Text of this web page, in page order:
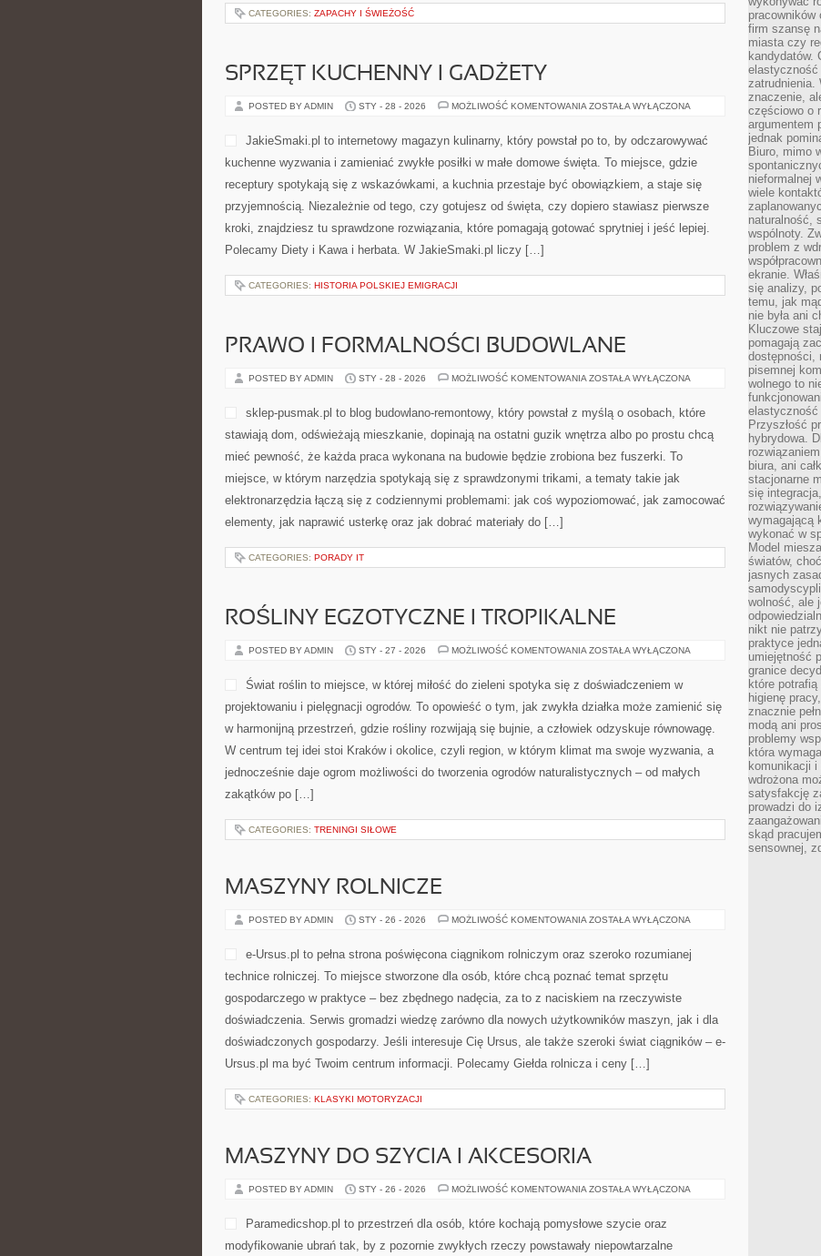
CATEGORIES: ZAPACHY I ŚWIEŻOŚĆ
SPRZĘT KUCHENNY I GADŻETY
POSTED BY ADMIN STY - 28 - 2026 MOŻLIWOŚĆ KOMENTOWANIA SPRZĘT
GADŻETY
ZOSTAŁA WYŁĄCZONA
JakieSmaki.pl to internetowy magazyn kulinarny, który powstał po to, by odczarowywać
kuchenne wyzwania i zamieniać zwykłe posiłki w małe domowe święta. To miejsce, gdzie
receptury spotykają się z wskazówkami, a kuchnia przestaje być obowiązkiem, a staje się
przyjemnością. Niezależnie od tego, czy gotujesz od święta, czy dopiero stawiasz pierwsze
kroki, znajdziesz tu sprawdzone rozwiązania, które pomagają gotować sprytniej i jeść lepiej.
Polecamy Diety i Kawa i herbata. W JakieSmaki.pl liczy […]
CATEGORIES: HISTORIA POLSKIEJ EMIGRACJI
PRAWO I FORMALNOŚCI BUDOWLANE
POSTED BY ADMIN STY - 28 - 2026 MOŻLIWOŚĆ KOMENTOWANIA PRAWO
BUDOWLANE
ZOSTAŁA WYŁĄCZONA
sklep-pusmak.pl to blog budowlano-remontowy, który powstał z myślą o osobach, które
stawiają dom, odświeżają mieszkanie, dopinają na ostatni guzik wnętrza albo po prostu chcą
mieć pewność, że każda praca wykonana na budowie będzie zrobiona bez fuszerki. To
miejsce, w którym narzędzia spotykają się z sprawdzonymi trikami, a tematy takie jak
elektronarzędzia łączą się z codziennymi problemami: jak coś wypoziomować, jak zamocować
elementy, jak naprawić usterkę oraz jak dobrać materiały do […]
CATEGORIES: PORADY IT
ROŚLINY EGZOTYCZNE I TROPIKALNE
POSTED BY ADMIN STY - 27 - 2026 MOŻLIWOŚĆ KOMENTOWANIA ROŚLINY
TROPIKALNE
ZOSTAŁA WYŁĄCZONA
Świat roślin to miejsce, w której miłość do zieleni spotyka się z doświadczeniem w
projektowaniu i pielęgnacji ogrodów. To opowieść o tym, jak zwykła działka może zamienić się
w harmonijną przestrzeń, gdzie rośliny rozwijają się bujnie, a człowiek odzyskuje równowagę.
W centrum tej idei stoi Kraków i okolice, czyli region, w którym klimat ma swoje wyzwania, a
jednocześnie daje ogrom możliwości do tworzenia ogrodów naturalistycznych – od małych
zakątków po […]
CATEGORIES: TRENINGI SIŁOWE
MASZYNY ROLNICZE
POSTED BY ADMIN STY - 26 - 2026 MOŻLIWOŚĆ KOMENTOWANIA MASZYNY
ZOSTAŁA WYŁĄCZONA
e-Ursus.pl to pełna strona poświęcona ciągnikom rolniczym oraz szeroko rozumianej
technice rolniczej. To miejsce stworzone dla osób, które chcą poznać temat sprzętu
gospodarczego w praktyce – bez zbędnego nadęcia, za to z naciskiem na rzeczywiste
doświadczenia. Serwis gromadzi wiedzę zarówno dla nowych użytkowników maszyn, jak i dla
doświadczonych gospodarzy. Jeśli interesuje Cię Ursus, ale także szeroki świat ciągników – e-
Ursus.pl ma być Twoim centrum informacji. Polecamy Giełda rolnicza i ceny […]
CATEGORIES: KLASYKI MOTORYZACJI
MASZYNY DO SZYCIA I AKCESORIA
POSTED BY ADMIN STY - 26 - 2026 MOŻLIWOŚĆ KOMENTOWANIA MASZYNY
AKCESORIA
ZOSTAŁA WYŁĄCZONA
Paramedicshop.pl to przestrzeń dla osób, które kochają pomysłowe szycie oraz
modyfikowanie ubrań tak, by z pozornie zwykłych rzeczy powstawały niepowtarzalne
firm szansę
miasta czy
kandydatów.
elastyczność
zatrudnienia.
znaczenie,
częściowo o
argumentem
jednak
Biuro, mimo
nieformalnej
wiele
naturalność,
wspólnoty.
problem z
ekranie.
się analizy,
temu, jak
nie była ani
Kluczowe
pomagają
dostępności,
pisemnej
wolnego to
elastyczność
Przyszłość
hybrydowa.
biura, ani
stacjonarne
się
wymagającą
wykonać w
Model
światów,
jasnych
wolność, ale
nikt nie
praktyce
umiejętność
granice
które
higienę
znacznie
modą ani
problemy
która
komunikacji i
wdrożona
satysfakcję
prowadzi do
skąd
sensownej,